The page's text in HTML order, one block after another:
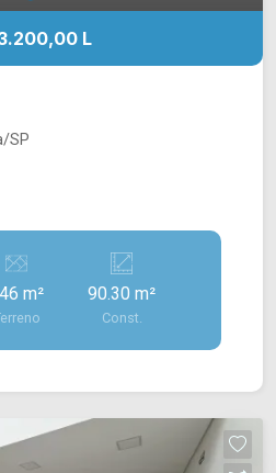
L
SP
m² 90.30 m²
Const.